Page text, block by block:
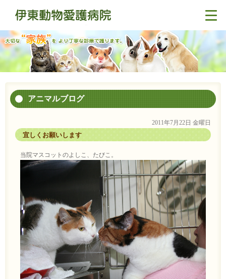
アニマルブログ
2011年7月22日 金曜日
宜しくお願いします
当院マスコットのよしこ、たびこ。